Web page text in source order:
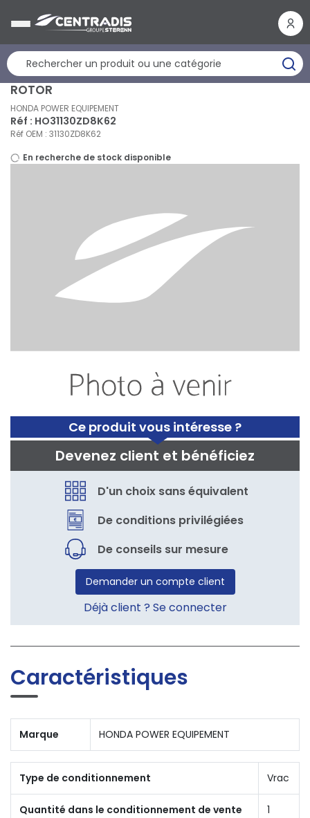
Ce produit vous intéresse ?
Devenez client et bénéficiez
D'un choix sans équivalent
De conditions privilégiées
De conseils sur mesure
Demander un compte client
Déjà client ? Se connecter
ROTOR
HONDA POWER EQUIPEMENT
Réf : HO31130ZD8K62
Réf OEM : 31130ZD8K62
En recherche de stock disponible
Caractéristiques
Marque HONDA POWER EQUIPEMENT
Type de conditionnement Vrac
Quantité dans le conditionnement de vente 1